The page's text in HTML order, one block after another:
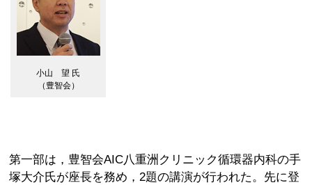
小山 望 氏
（豊智会）
第一部は，豊智会AIC八重洲クリニック循環器内科の手
塚大介氏が座長を務め，2題の講演が行われた。先に登